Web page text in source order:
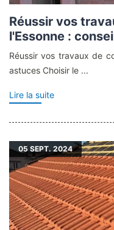
Réussir vos
l'Essonne :
Réussir vos travaux de
astuces Choisir le ...
Lire la suite
05 SEPT. 2024